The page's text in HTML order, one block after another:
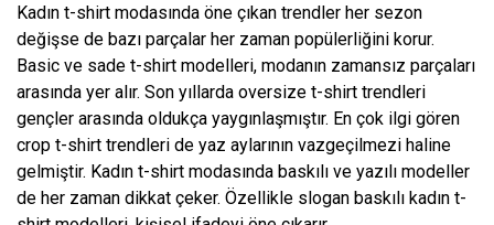
Kadın t-shirt modasında öne çıkan trendler her sezon
değişse de bazı parçalar her zaman popülerliğini korur.
Basic ve sade t-shirt modelleri, modanın zamansız parçaları
arasında yer alır. Son yıllarda oversize t-shirt trendleri
gençler arasında oldukça yaygınlaşmıştır. En çok ilgi gören
crop t-shirt trendleri de yaz aylarının vazgeçilmezi haline
gelmiştir. Kadın t-shirt modasında baskılı ve yazılı modeller
de her zaman dikkat çeker. Özellikle slogan baskılı kadın t-